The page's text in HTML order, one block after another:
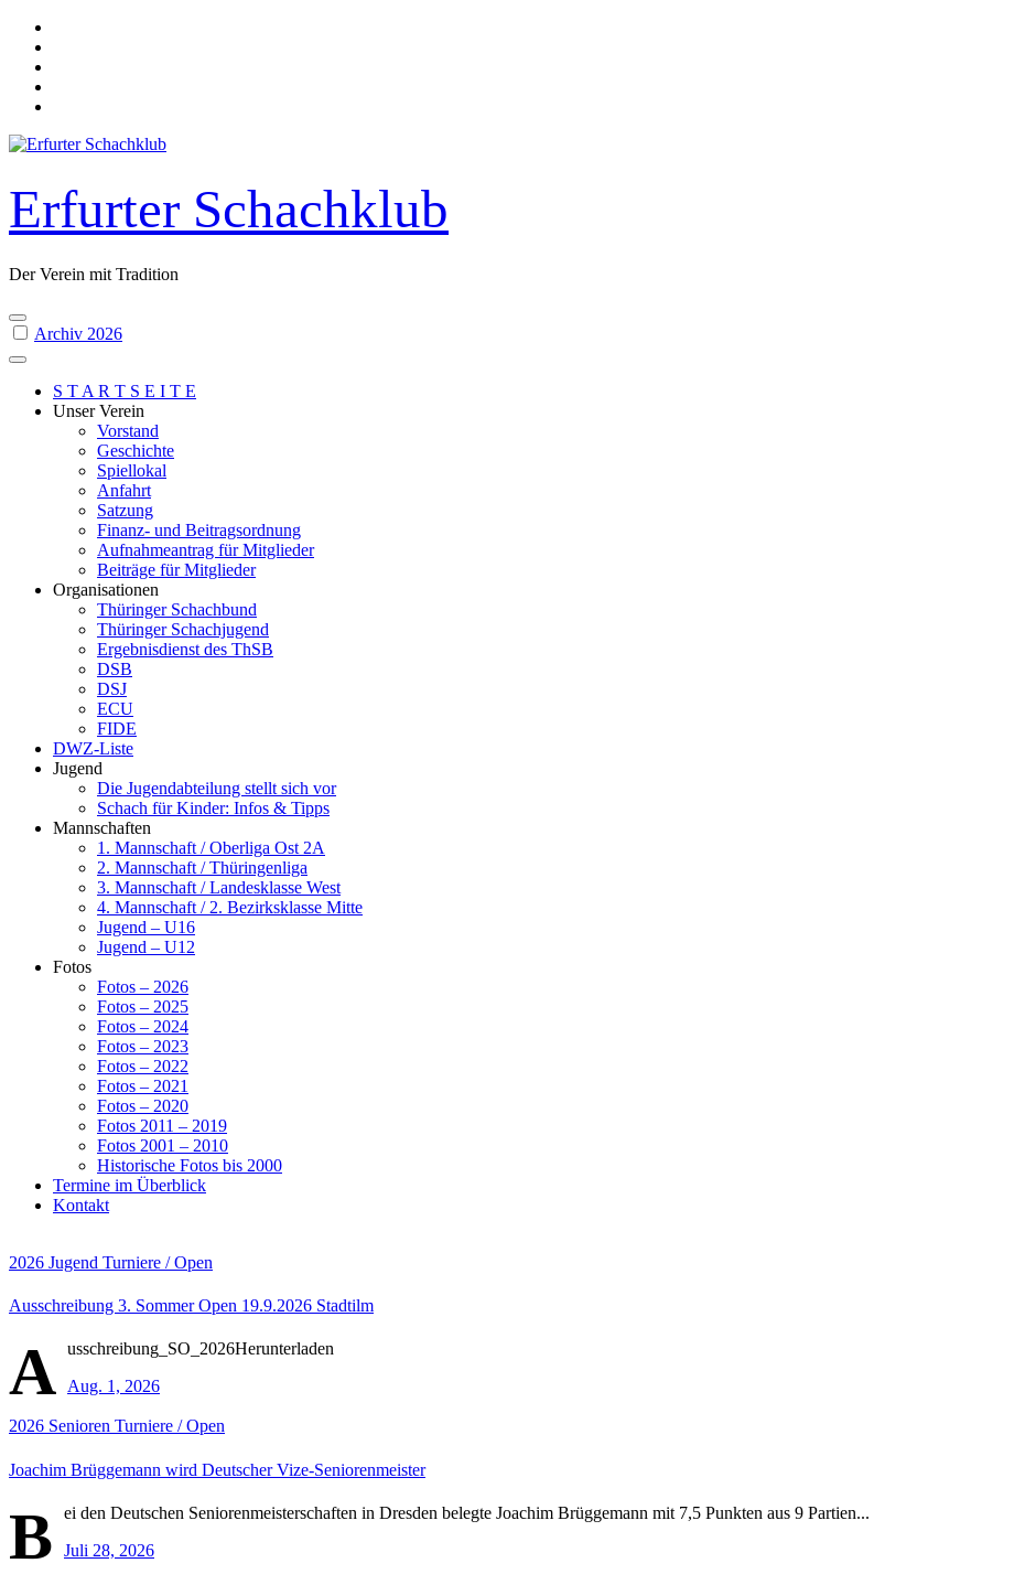
Skip
content
Erfurter Schachklub
Der Verein mit Tradition
Archiv 2026
S T A R T S E I T E
Unser Verein
Vorstand
Geschichte
Spiellokal
Anfahrt
Satzung
Finanz- und Beitragsordnung
Aufnahmeantrag für Mitglieder
Beiträge für Mitglieder
Organisationen
Thüringer Schachbund
Thüringer Schachjugend
Ergebnisdienst des ThSB
DSB
DSJ
ECU
FIDE
DWZ-Liste
Jugend
Die Jugendabteilung stellt sich vor
Schach für Kinder: Infos & Tipps
Mannschaften
1. Mannschaft / Oberliga Ost 2A
2. Mannschaft / Thüringenliga
3. Mannschaft / Landesklasse West
4. Mannschaft / 2. Bezirksklasse Mitte
Jugend – U16
Jugend – U12
Fotos
Fotos – 2026
Fotos – 2025
Fotos – 2024
Fotos – 2023
Fotos – 2022
Fotos – 2021
Fotos – 2020
Fotos 2011 – 2019
Fotos 2001 – 2010
Historische Fotos bis 2000
Termine im Überblick
Kontakt
2026 Jugend Turniere / Open
Ausschreibung 3. Sommer Open 19.9.2026 Stadtilm
A usschreibung_SO_2026Herunterladen
Aug. 1, 2026
2026 Senioren Turniere / Open
Joachim Brüggemann wird Deutscher Vize-Seniorenmeister
B
ei den Deutschen Seniorenmeisterschaften in Dresden belegte Joachim Brüggemann mit 7,5 Punkten aus 9 Partien...
Juli 28, 2026